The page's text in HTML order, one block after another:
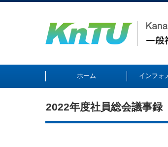
ホーム インフォ
2022年度社員総会議事録